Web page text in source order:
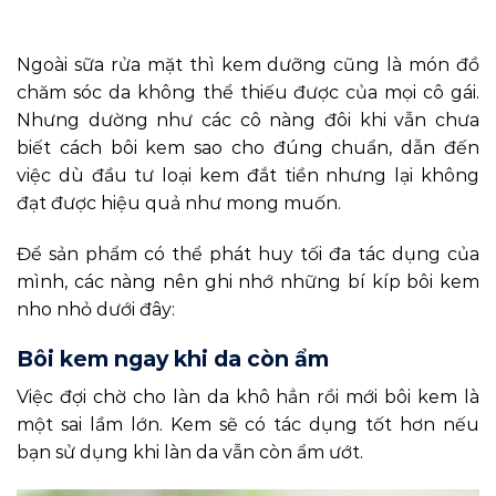
Ngoài sữa rửa mặt thì kem dưỡng cũng là món đồ
chăm sóc da không thể thiếu được của mọi cô gái.
Nhưng dường như các cô nàng đôi khi vẫn chưa
biết cách bôi kem sao cho đúng chuẩn, dẫn đến
việc dù đầu tư loại kem đắt tiền nhưng lại không
đạt được hiệu quả như mong muốn.
Để sản phẩm có thể phát huy tối đa tác dụng của
mình, các nàng nên ghi nhớ những bí kíp bôi kem
nho nhỏ dưới đây:
Bôi kem ngay khi da còn ẩm
Việc đợi chờ cho làn da khô hẳn rồi mới bôi kem là
một sai lầm lớn. Kem sẽ có tác dụng tốt hơn nếu
bạn sử dụng khi làn da vẫn còn ẩm ướt.